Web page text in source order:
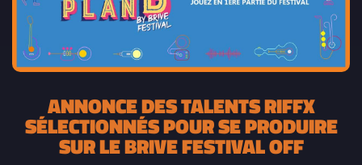
ANNONCE DES TALENTS RIFFX
SÉLECTIONNÉS POUR SE PRODUIRE
SUR LE BRIVE FESTIVAL OFF